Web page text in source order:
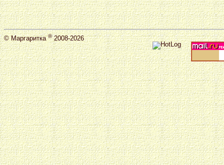
©Маргаритка®2008-2026